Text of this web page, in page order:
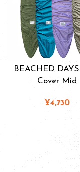
BEACHED
Cover Mid
¥4,730